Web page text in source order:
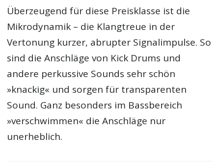
Überzeugend für diese Preisklasse ist die
Mikrodynamik – die Klangtreue in der
Vertonung kurzer, abrupter Signalimpulse. So
sind die Anschläge von Kick Drums und
andere perkussive Sounds sehr schön
»knackig« und sorgen für transparenten
Sound. Ganz besonders im Bassbereich
»verschwimmen« die Anschläge nur
unerheblich.